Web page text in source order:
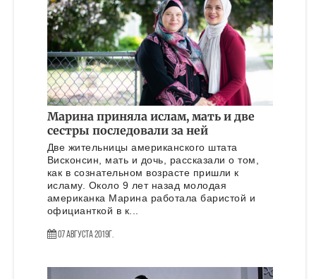
Марина приняла ислам, мать и две
сестры последовали за ней
Две жительницы американского штата
Висконсин, мать и дочь, рассказали о том,
как в сознательном возрасте пришли к
исламу. Около 9 лет назад молодая
американка Марина работала баристой и
официанткой в к...
07 Августа 2019г.